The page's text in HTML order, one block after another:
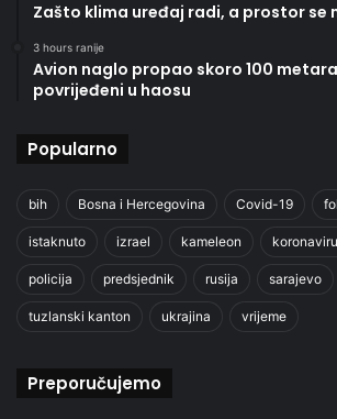
Zašto klima uređaj radi, a prostor se
3 hours ranije
Avion naglo propao skoro 100
povrijeđeni u haosu
Popularno
bih Bosna i Hercegovina Covid-19
istaknuto izrael kameleon
policija predsjednik rusija sarajevo
tuzlanski kanton ukrajina vrijeme
Preporučujemo